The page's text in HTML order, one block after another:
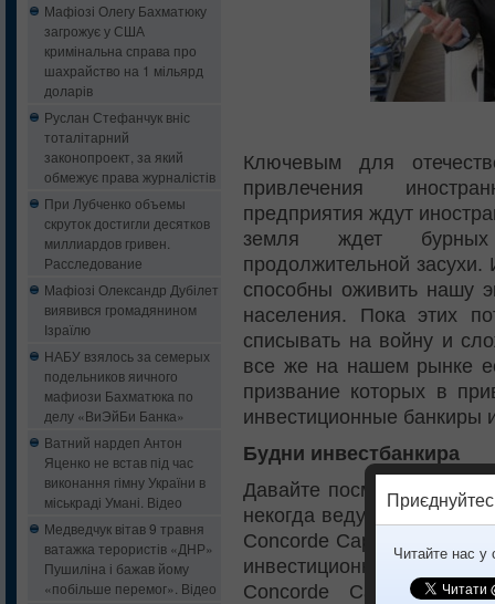
Мафіозі Олегу Бахматюку
загрожує у США
кримінальна справа про
шахрайство на 1 мільярд
доларів
Руслан Стефанчук вніс
тоталітарний
законопроект, за який
обмежує права журналістів
При Лубченко объемы
скруток достигли десятков
миллиардов гривен.
Расследование
Мафіозі Олександр Дубілет
виявився громадянином
Ізраїлю
НАБУ взялось за семерых
подельников яичного
мафиози Бахматюка по
делу «ВиЭйБи Банка»
Ватний нардеп Антон
Яценко не встав під час
виконання гімну України в
міськраді Умані. Відео
Медведчук вітав 9 травня
ватажка терористів «ДНР»
Пушиліна і бажав йому
«побільше перемог». Відео
Ключевым для
привлечения
предприятия ждут
земля ждет
продолжительной
способны оживить нашу
населения. Пока этих
списывать на войну и
все же на нашем рынке
призвание которых в
инвестиционные банкиры
Будни инвестбанкира
Давайте посмотрим на
некогда ведущего
Concorde Capital.
инвестиционного
Concorde Capital
Читайте нас у